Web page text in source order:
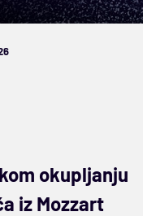
okupljanju
iz Mozzart